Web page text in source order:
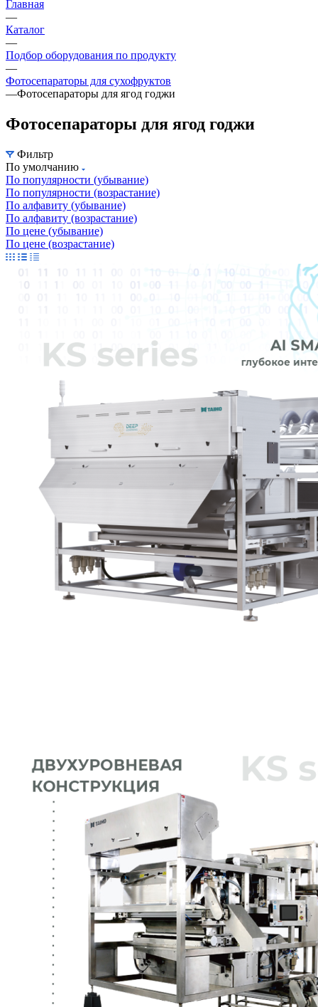
Главная
—
Каталог
—
Подбор оборудования по продукту
—
Фотосепараторы для сухофруктов
—Фотосепараторы для ягод годжи
Фотосепараторы для ягод годжи
Фильтр
По умолчанию
По популярности (убывание)
По популярности (возрастание)
По алфавиту (убывание)
По алфавиту (возрастание)
По цене (убывание)
По цене (возрастание)